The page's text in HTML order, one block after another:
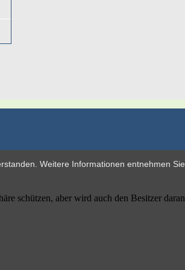
Weitere Informationen entnehmen Sie